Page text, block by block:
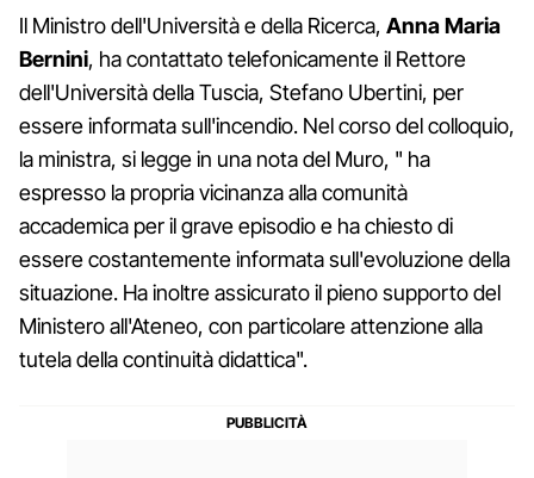
Il Ministro dell'Università e della Ricerca, Anna Maria
Bernini, ha contattato telefonicamente il Rettore
dell'Università della Tuscia, Stefano Ubertini, per
essere informata sull'incendio. Nel corso del colloquio,
la ministra, si legge in una nota del Muro, " ha
espresso la propria vicinanza alla comunità
accademica per il grave episodio e ha chiesto di
essere costantemente informata sull'evoluzione della
situazione. Ha inoltre assicurato il pieno supporto del
Ministero all'Ateneo, con particolare attenzione alla
tutela della continuità didattica".